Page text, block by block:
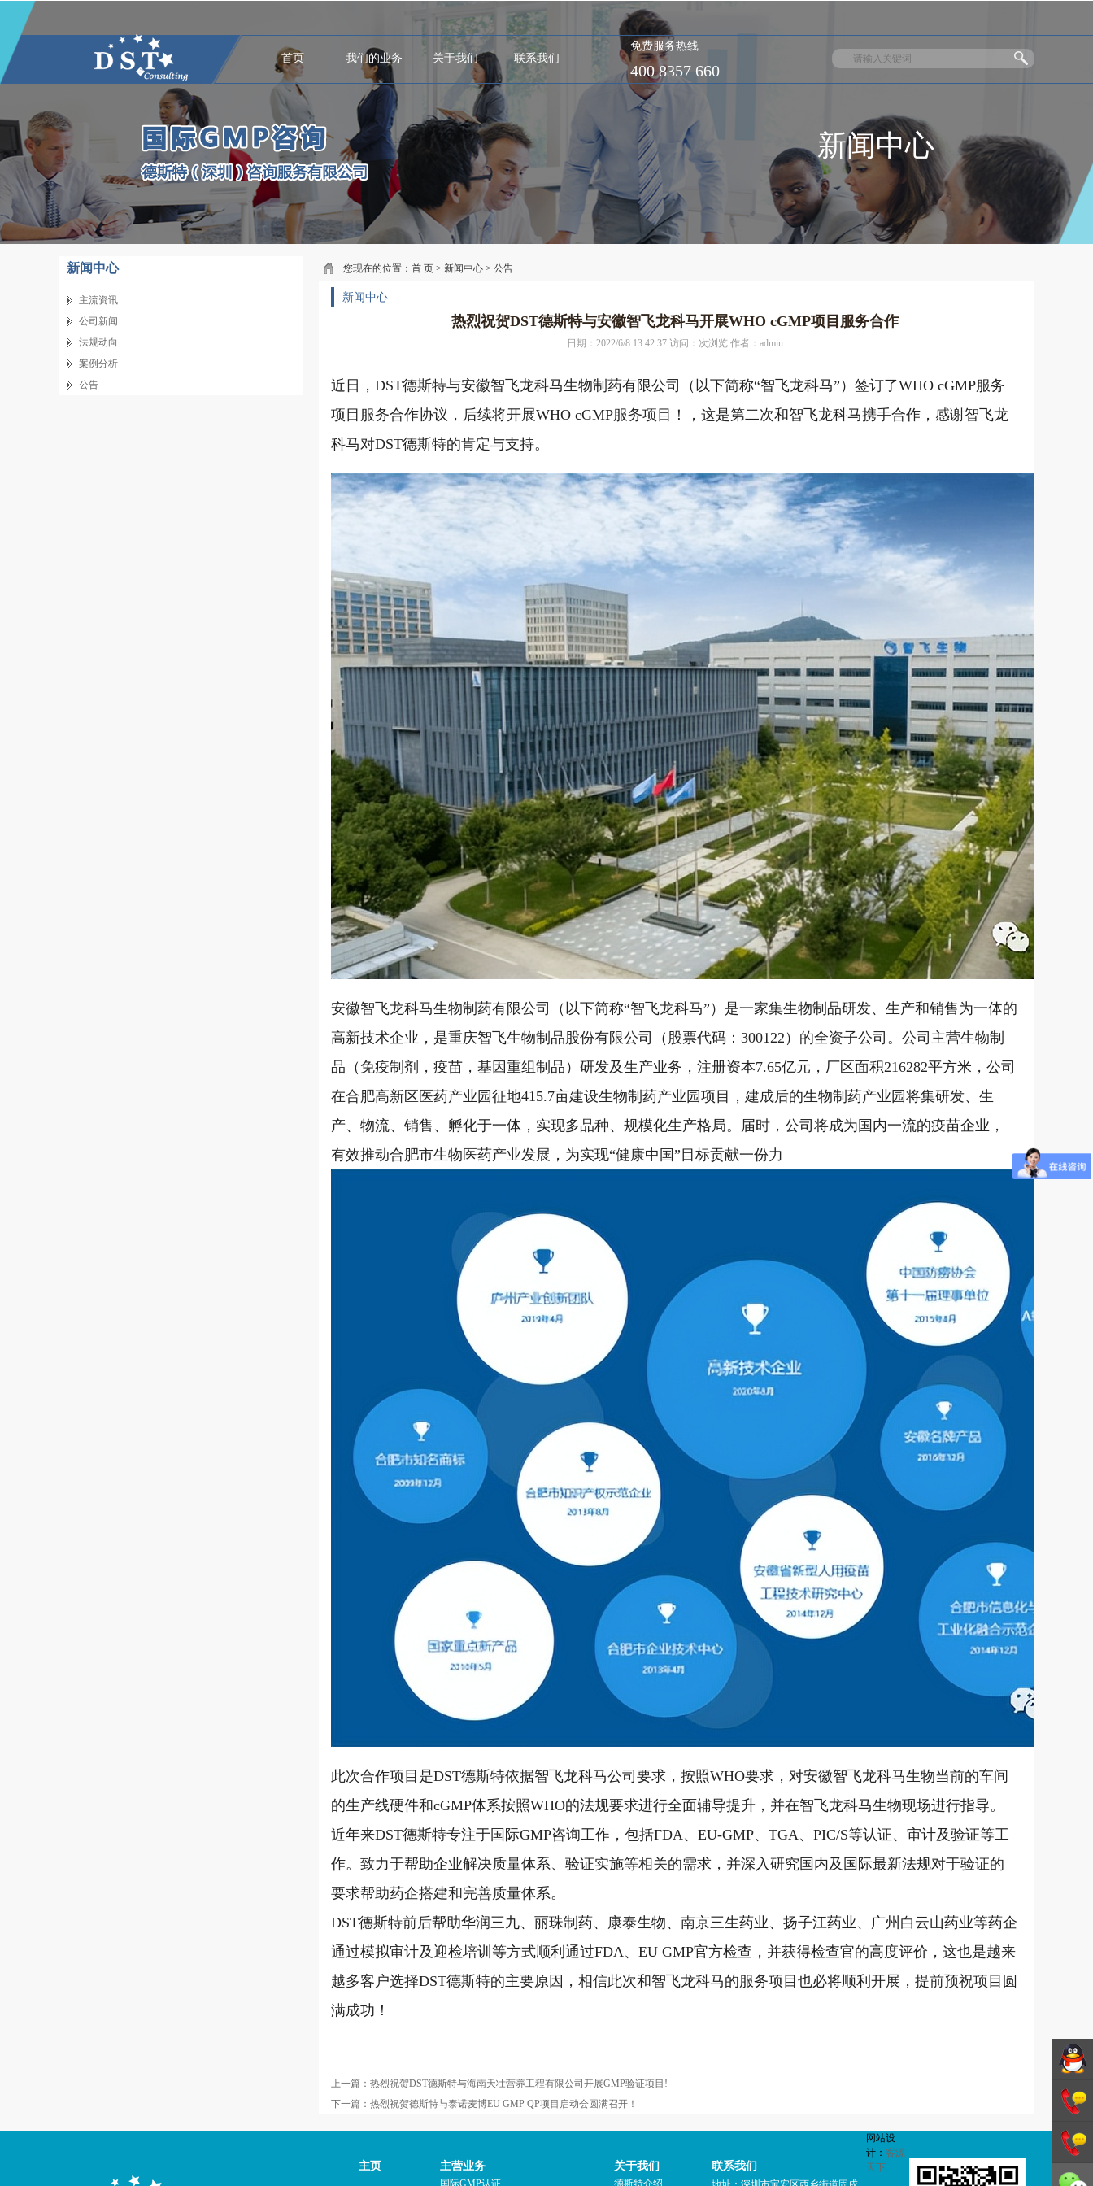
首页 我们的业务 关于我们 联系我们
免费服务热线
400 8357 660
新闻中心
新闻中心
主流资讯
公司新闻
法规动向
案例分析
公告
您现在的位置： 首 页 > 新闻中心 > 公告
新闻中心
热烈祝贺DST德斯特与安徽智飞龙科马开展WHO cGMP项目服务合作
日期：2022/6/8 13:42:37 访问： 次浏览 作者：admin
近日，DST德斯特与安徽智飞龙科马生物制药有限公司（以下简称“智飞龙科马”）签订了WHO cGMP服务
项目服务合作协议，后续将开展WHO cGMP服务项目！，这是第二次和智飞龙科马携手合作，感谢智飞龙
科马对DST德斯特的肯定与支持。
安徽智飞龙科马生物制药有限公司（以下简称“智飞龙科马”）是一家集生物制品研发、生产和销售为一体的
高新技术企业，是重庆智飞生物制品股份有限公司（股票代码：300122）的全资子公司。公司主营生物制
品（免疫制剂，疫苗，基因重组制品）研发及生产业务，注册资本7.65亿元，厂区面积216282平方米，公司
在合肥高新区医药产业园征地415.7亩建设生物制药产业园项目，建成后的生物制药产业园将集研发、生
产、物流、销售、孵化于一体，实现多品种、规模化生产格局。届时，公司将成为国内一流的疫苗企业，
有效推动合肥市生物医药产业发展，为实现“健康中国”目标贡献一份力
此次合作项目是DST德斯特依据智飞龙科马公司要求，按照WHO要求，对安徽智飞龙科马生物当前的车间
的生产线硬件和cGMP体系按照WHO的法规要求进行全面辅导提升，并在智飞龙科马生物现场进行指导。
近年来DST德斯特专注于国际GMP咨询工作，包括FDA、EU-GMP、TGA、PIC/S等认证、审计及验证等工
作。致力于帮助企业解决质量体系、验证实施等相关的需求，并深入研究国内及国际最新法规对于验证的
要求帮助药企搭建和完善质量体系。
DST德斯特前后帮助华润三九、丽珠制药、康泰生物、南京三生药业、扬子江药业、广州白云山药业等药企
通过模拟审计及迎检培训等方式顺利通过FDA、EU GMP官方检查，并获得检查官的高度评价，这也是越来
越多客户选择DST德斯特的主要原因，相信此次和智飞龙科马的服务项目也必将顺利开展，提前预祝项目圆
满成功！
上一篇： 热烈祝贺DST德斯特与海南天壮营养工程有限公司开展GMP验证项目!
下一篇： 热烈祝贺德斯特与泰诺麦博EU GMP QP项目启动会圆满召开！
主页 主营业务
国际GMP认证
关于我们
德斯特介绍
联系我们
网站设
计： 客源
天下
德斯特
GMP咨
询